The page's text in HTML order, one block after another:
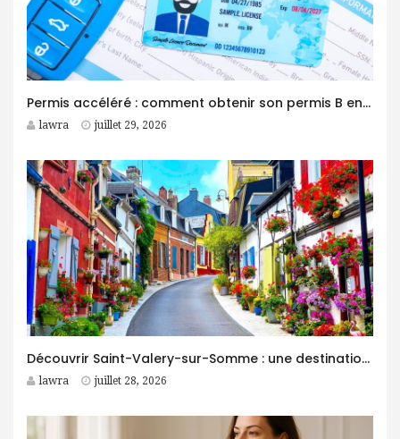
Permis accéléré : comment obtenir son permis B en moins d’un mois ?
lawra juillet 29, 2026
Découvrir Saint-Valery-sur-Somme : une destination idéale pour des vacances entre nature et patrimoine
lawra juillet 28, 2026